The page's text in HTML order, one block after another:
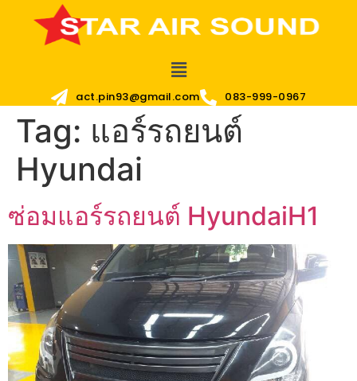
act.pin93@gmail.com 083-999-0967
Tag: แอร์รถยนต์
Hyundai
ซ่อมแอร์รถยนต์ HyundaiH1